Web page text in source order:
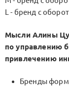
L - бренд с
Мысли Алины
по управлению
привлечению
Бренды